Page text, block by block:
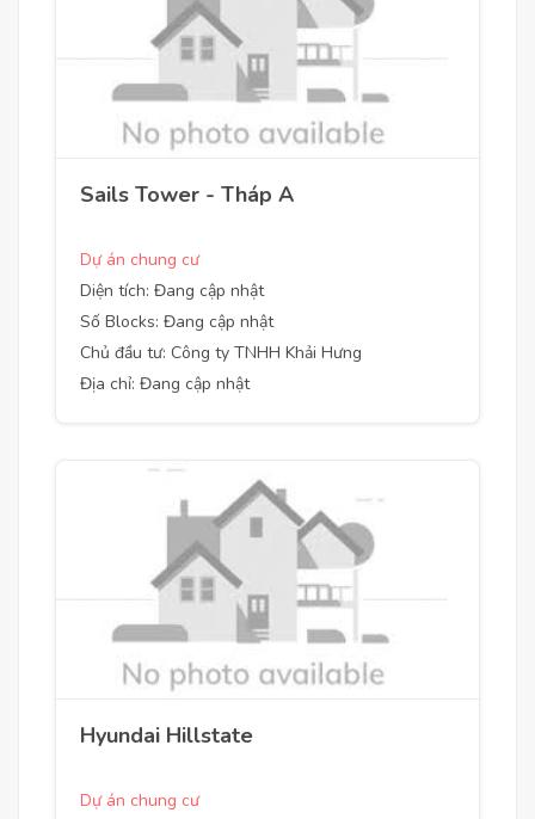
Sails Tower - Tháp A
Dự án chung cư
Diện tích: Đang cập nhật
Số Blocks: Đang cập nhật
Chủ đầu tư: Công ty TNHH Khải Hưng
Địa chỉ: Đang cập nhật
Hyundai Hillstate
Dự án chung cư